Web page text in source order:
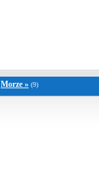
Morze » (9)